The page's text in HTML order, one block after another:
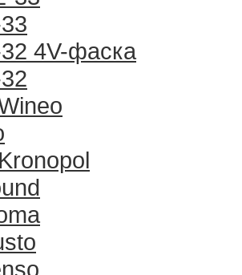
4V-фаска